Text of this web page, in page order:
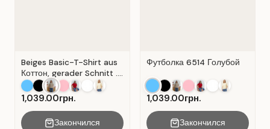
Beiges Basic-T-Shirt aus
Коттон, gerader Schnitt .
Beige.
1,039.00грн.
Закончился
Футболка 6514 Голубой
1,039.00грн.
Закончился